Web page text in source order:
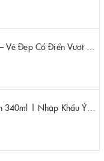
Bộ 06 Ly RCR Laurus 330ml – Vẻ Đẹp Cổ Điển Vượt Thời Gian Trên Bàn Tiệc
Bộ 06 Ly Pha Lê RCR Marilyn 340ml | Nhập Khẩu Ý Chính Hãng